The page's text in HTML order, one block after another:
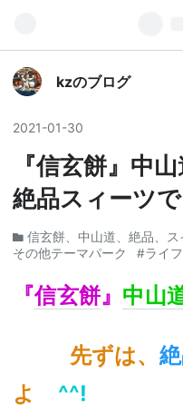
kzのブログ
2021-01-30
『信玄餅』中
絶品スィーツ
信玄餅、中山道、絶品、ス
その他テーマパーク
#ライ
『信玄餅』 中山
先ずは、
よ ^^!